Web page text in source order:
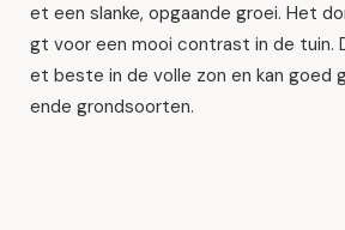
et een slanke, opgaande groei. Het
gt voor een mooi contrast in de tuin.
et beste in de volle zon en kan goed
ende grondsoorten.